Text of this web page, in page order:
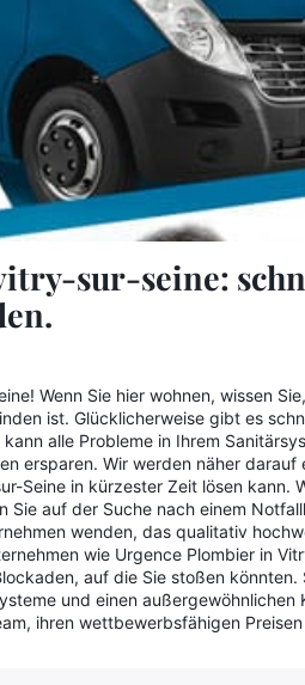
sur-seine:
Wenn Sie hier wohnen, wissen
ist. Glücklicherweise gibt es
alle Probleme in Ihrem
ersparen. Wir werden näher darauf
Seine in kürzester Zeit lösen kann.
Sie auf der Suche nach einem
wenden, das qualitativ
wie Urgence Plombier in
auf die Sie stoßen könnten.
und einen außergewöhnlichen
ihren wettbewerbsfähigen